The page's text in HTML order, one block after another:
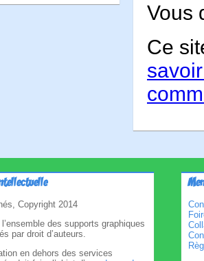
Vous
Ce
Copyright 2014
des supports graphiques
par droit d’auteurs.
en dehors des services